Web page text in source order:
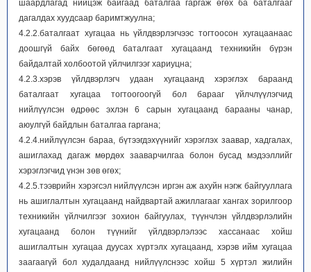
шаардлагад нийцэж байгаад баталгаа гаргаж өгөх ба баталгааг
дагалдах хуудсаар баримтжуулна;
4.2.2.баталгаат хугацаа нь үйлдвэрлэгчээс тогтоосон хугацаанаас
доошгүй байх бөгөөд баталгаат хугацаанд техникийн бүрэн
байдалтай холбоотой үйлчилгээг хариуцна;
4.2.3.хэрэв үйлдвэрлэгч удаан хугацаанд хэрэглэх бараанд
баталгаат хугацаа тогтоогоогүй бол барааг үйлчлүүлэгчид
нийлүүлсэн өдрөөс эхлэн 6 сарын хугацаанд барааны чанар,
аюулгүй байдлын баталгаа гаргана;
4.2.4.нийлүүлсэн бараа, бүтээгдэхүүнийг хэрэглэх заавар, хадгалах,
ашиглахад дагаж мөрдөх зааварчилгаа болон бусад мэдээллийг
хэрэглэгчид үнэн зөв өгөх;
4.2.5.тээврийн хэрэгсэл нийлүүлсэн иргэн аж ахуйн нэгж байгууллага
нь ашиглалтын хугацаанд найдвартай ажиллагааг хангах зорилгоор
техникийн үйлчилгээг зохион байгуулах, түүнчлэн үйлдвэрлэлийн
хугацаанд болон түүнийг үйлдвэрлэлээс хассанаас хойш
ашиглалтын хугацаа дуусах хүртэлх хугацаанд, хэрэв ийм хугацаа
заагаагүй бол худалдаанд нийлүүлснээс хойш 5 хүртэл жилийн